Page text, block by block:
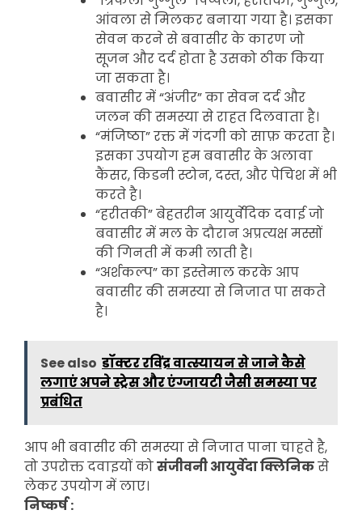
आंवला से मिलकर बनाया गया है। इसका
सेवन करने से बवासीर के कारण जो
सूजन और दर्द होता है उसको ठीक किया
जा सकता है।
बवासीर में “अंजीर” का सेवन दर्द और
जलन की समस्या से राहत दिलवाता है।
“मंजिष्ठा” रक्त में गंदगी को साफ़ करता है।
इसका उपयोग हम बवासीर के अलावा
कैंसर, किडनी स्टोन, दस्त, और पेचिश में भी
करते है।
“हरीतकी” बेहतरीन आयुर्वेदिक दवाई जो
बवासीर में मल के दौरान अप्रत्यक्ष मस्सों
की गिनती में कमी लाती है।
“अर्शकल्प” का इस्तेमाल करके आप
बवासीर की समस्या से निजात पा सकते
है।
See also डॉक्टर रविंद्र वात्स्यायन से जाने कैसे
लगाएं अपने स्ट्रेस और एंग्जायटी जैसी समस्या पर
प्रबंधित
आप भी बवासीर की समस्या से निजात पाना चाहते है,
तो उपरोक्त दवाइयों कोसंजीवनी आयुर्वेदा क्लिनिकसे
लेकर उपयोग में लाए।
निष्कर्ष :